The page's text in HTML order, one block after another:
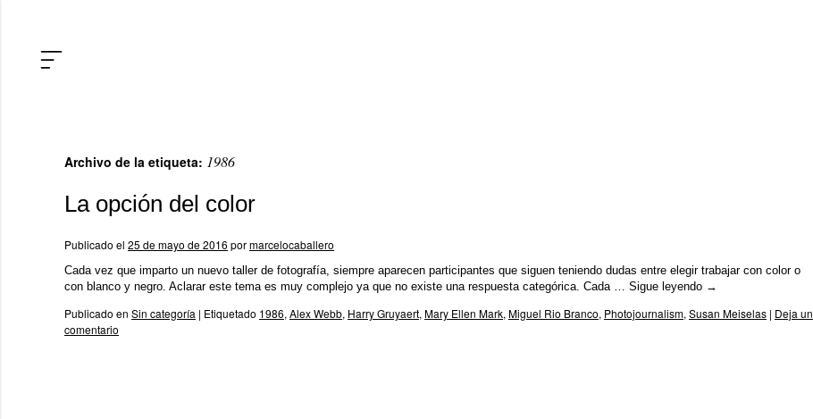
Archivo de la etiqueta: 1986
La opción del color
Publicado el 25 de mayo de 2016 pormarcelocaballero
Cada vez que imparto un nuevo taller de fotografía, siempre aparecen participantes que siguen teniendo dudas entre elegir trabajar con color o
con blanco y negro. Aclarar este tema es muy complejo ya que no existe una respuesta categórica. Cada … Sigue leyendo →
Publicado en Sin categoría | Etiquetado 1986, Alex Webb, Harry Gruyaert, Mary Ellen Mark, Miguel Rio Branco, Photojournalism, Susan Meiselas | Deja un
comentario